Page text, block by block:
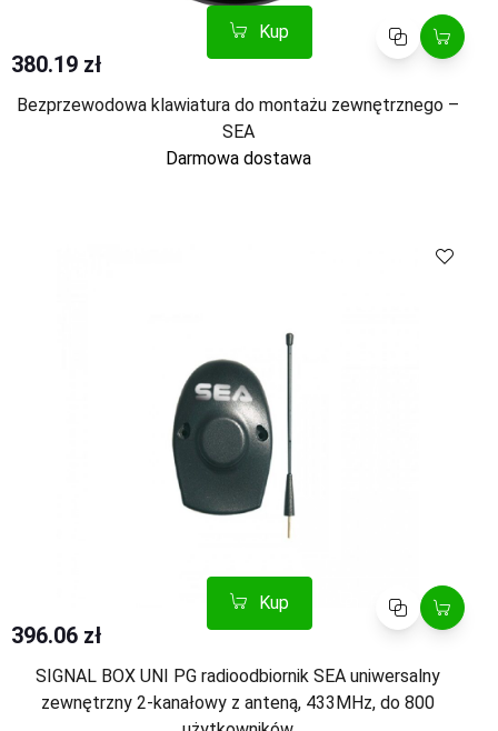
Kup Porównaj
380.19 zł
Bezprzewodowa klawiatura do montażu zewnętrznego –
SEA
Darmowa dostawa
Kup Porównaj
396.06 zł
SIGNAL BOX UNI PG radioodbiornik SEA uniwersalny
zewnętrzny 2-kanałowy z anteną, 433MHz, do 800